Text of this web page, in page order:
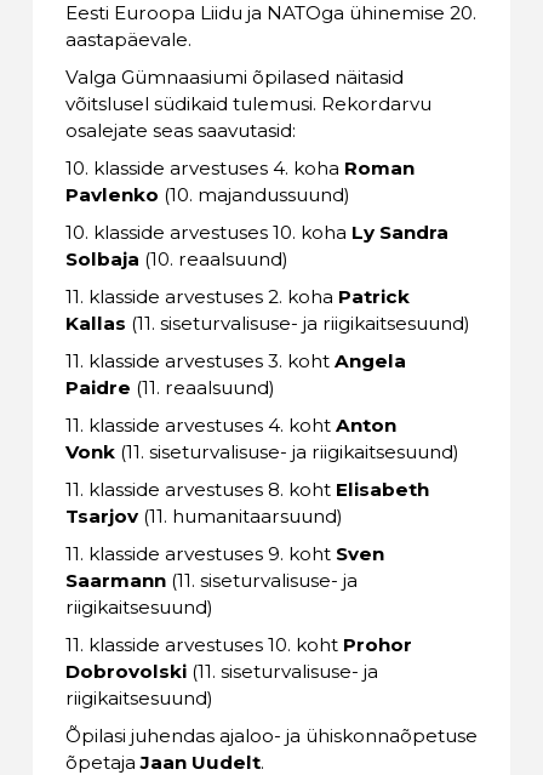
Eesti Euroopa Liidu ja NATOga ühinemise 20.
aastapäevale.
Valga Gümnaasiumi õpilased näitasid
võitslusel südikaid tulemusi. Rekordarvu
osalejate seas saavutasid:
10. klasside arvestuses 4. koha Roman
Pavlenko (10. majandussuund)
10. klasside arvestuses 10. koha Ly Sandra
Solbaja (10. reaalsuund)
11. klasside arvestuses 2. koha Patrick
Kallas (11. siseturvalisuse- ja riigikaitsesuund)
11. klasside arvestuses 3. koht Angela
Paidre (11. reaalsuund)
11. klasside arvestuses 4. koht Anton
Vonk(11. siseturvalisuse- ja riigikaitsesuund)
11. klasside arvestuses 8. koht Elisabeth
Tsarjov(11. humanitaarsuund)
11. klasside arvestuses 9. koht Sven
Saarmann(11. siseturvalisuse- ja
riigikaitsesuund)
11. klasside arvestuses 10. koht Prohor
Dobrovolski (11. siseturvalisuse- ja
riigikaitsesuund)
Õpilasi juhendas ajaloo- ja ühiskonnaõpetuse
õpetajaJaan Uudelt.